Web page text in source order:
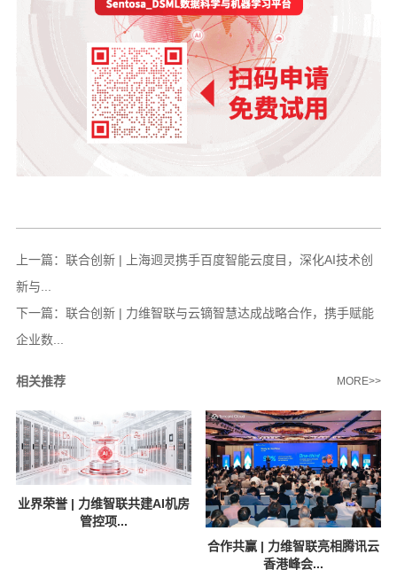
上一篇： 联合创新 | 上海迥灵携手百度智能云度目，深化AI技术创
新与...
下一篇： 联合创新 | 力维智联与云镝智慧达成战略合作，携手赋能
企业数...
相关推荐 MORE>>
业界荣誉 | 力维智联共建AI机房
管控项...
合作共赢 | 力维智联亮相腾讯云
香港峰会...